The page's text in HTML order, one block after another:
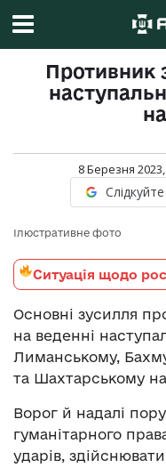
Противник
8 Березня
Ілюстративне фото
Ситуація щодо
Основні зусилля
на веденні
Лиманському,
та Шахтарському
Ворог й надалі
гуманітарного
ударів,